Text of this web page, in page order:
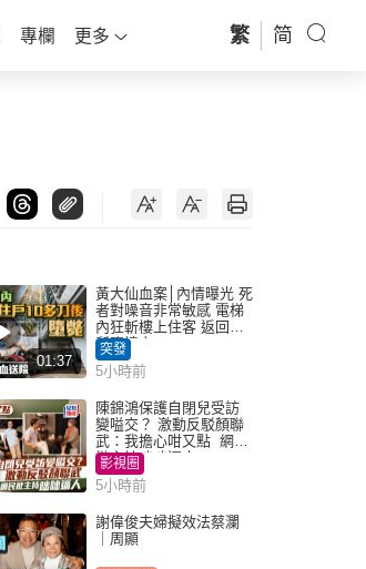
專欄 更多 繁 简
01:37
黃大仙血案│內情曝光 死
者對噪音非常敏感 電梯
內狂斬樓上住客 返回住
所墮樓亡
突發
5小時前
陳錦鴻保護自閉兒受訪
變嗌交？ 激動反駁顏聯
武：我擔心咁又點 網民
批主持咄咄逼人
影視圈
5小時前
謝偉俊夫婦擬效法蔡瀾
｜周顯